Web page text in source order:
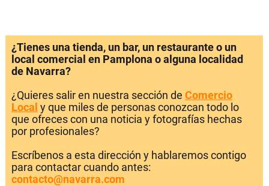
¿Tienes una tienda, un bar, un restaurante o un
local comercial en Pamplona o alguna localidad
de Navarra?
¿Quieres salir en nuestra sección de Comercio
Local y que miles de personas conozcan todo lo
que ofreces con una noticia y fotografías hechas
por profesionales?
Escríbenos a esta dirección y hablaremos contigo
para contactar cuando antes:
contacto@navarra.com